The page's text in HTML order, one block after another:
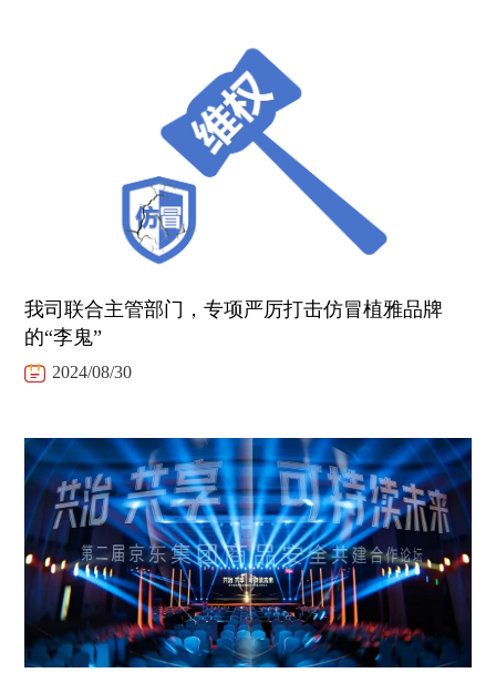
我司联合主管部门，专项严厉打击仿冒植雅品牌
的“李鬼”
2024/08/30